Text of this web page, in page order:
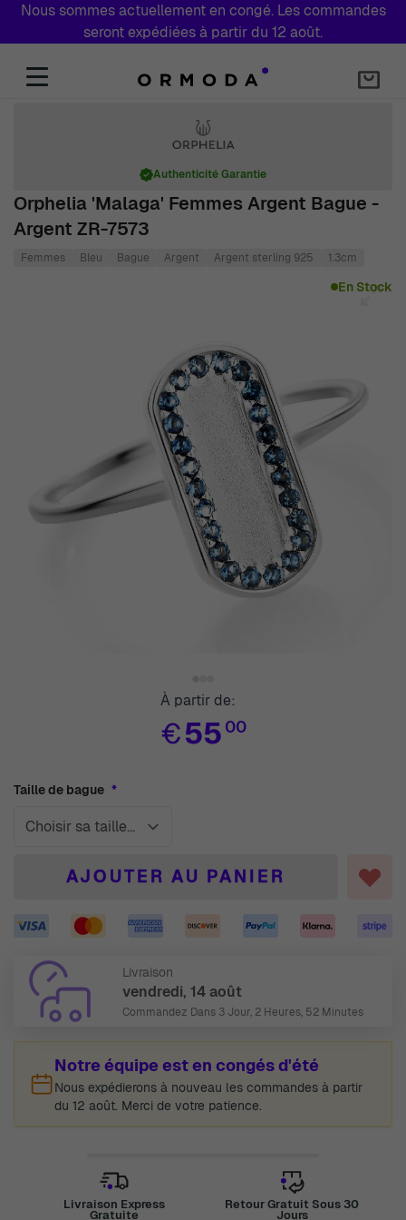
Nous sommes actuellement en congé. Les commandes
seront expédiées à partir du 12 août.
Orphelia 'Malaga' Femmes Argent Bague -
Argent ZR-7573
Authenticité Garantie
Femmes Bleu Bague Argent Argent sterling 925 1.3cm
En Stock
À partir de:
€55 00
Taille de bague
AJOUTER AU PANIER
Livraison
vendredi, 14 août
Commandez Dans 3 Jour, 2 Heures, 52 Minutes
Notre équipe est en congés d'été
Nous expédierons à nouveau les commandes à partir
du 12 août. Merci de votre patience.
Livraison Express
Gratuite
Retour Gratuit Sous 30
Jours